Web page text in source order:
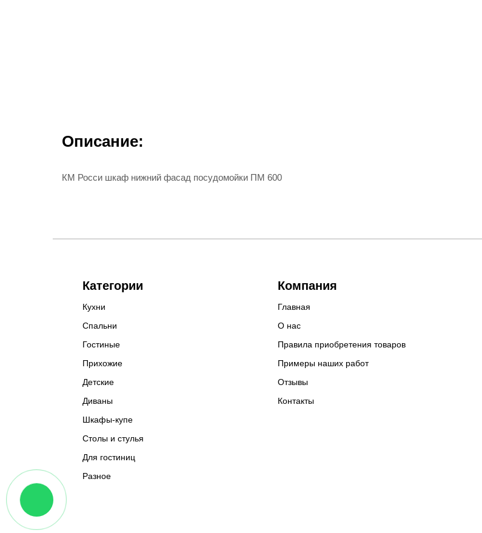
Описание:
КМ Росси шкаф нижний фасад посудомойки ПМ 600
Категории
Кухни
Спальни
Гостиные
Прихожие
Детские
Диваны
Шкафы-купе
Столы и стулья
Для гостиниц
Разное
Компания
Главная
О нас
Правила приобретения товаров
Примеры наших работ
Отзывы
Контакты